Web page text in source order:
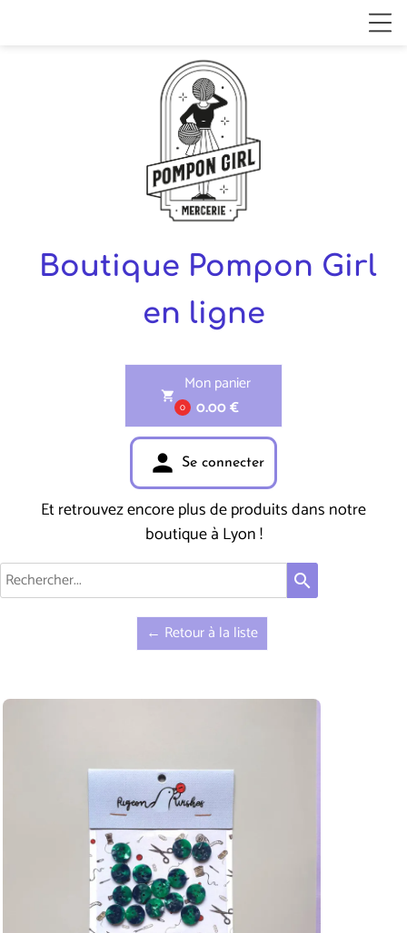
Boutique Pompon Girl
en ligne
shopping_cart
0
Mon panier
0.00 €
person Se connecter
Et retrouvez encore plus de produits dans notre
boutique à Lyon !
search
← Retour à la liste